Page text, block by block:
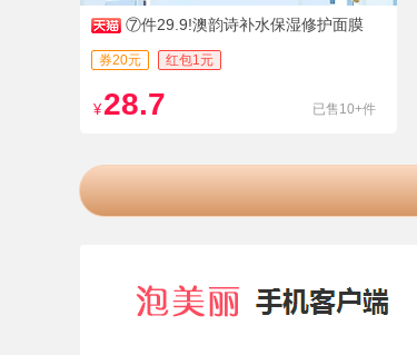
⑦件29.9!澳韵诗补水保湿修护面膜
券20元 红包1元
¥ 28.7 已售10+件